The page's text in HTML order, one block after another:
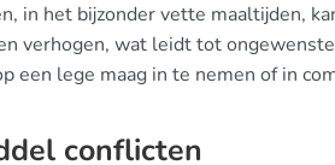
in het bijzonder vette maaltijden,
verhogen, wat leidt tot
een lege maag in te nemen of in
conflicten